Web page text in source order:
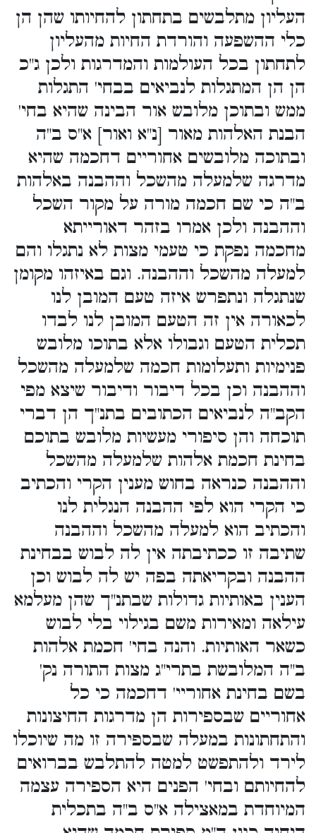
העליון מתלבשים בתחתון להחיותו שהן הן
כלי ההשפעה והורדת החיות מהעליון
לתחתון בכל העולמות והמדרגות ולכן ג"כ
הן הן המתגלות לנביאים בבחי' התגלות
ממש ובתוכן מלובש אור הבינה שהיא בחי'
הבנת האלהות מאור [נ"א ואור] א"ס ב"ה
ובתוכה מלובשים אחוריים דחכמה שהיא
מדרגה שלמעלה מהשכל וההבנה באלהות
ב"ה כי שם חכמה מורה על מקור השכל
וההבנה ולכן אמרו בזהר דאורייתא
מחכמה נפקת כי טעמי מצות לא נתגלו והם
למעלה מהשכל וההבנה. וגם באיזהו מקומן
שנתגלה ונתפרש איזה טעם המובן לנו
לכאורה אין זה הטעם המובן לנו לבדו
תכלית הטעם וגבולו אלא בתוכו מלובש
פנימיות ותעלומות חכמה שלמעלה מהשכל
וההבנה וכן בכל דיבור ודיבור שיצא מפי
הקב"ה לנביאים הכתובים בתנ"ך הן דברי
תוכחה והן סיפורי מעשיות מלובש בתוכם
בחינת חכמת אלהות שלמעלה מהשכל
וההבנה כנראה בחוש מענין הקרי והכתיב
כי הקרי הוא לפי ההבנה הנגלית לנו
והכתיב הוא למעלה מהשכל וההבנה
שתיבה זו ככתיבתה אין לה לבוש בבחינת
ההבנה ובקריאתה בפה יש לה לבוש וכן
הענין באותיות גדולות שבתנ"ך שהן מעלמא
עילאה ומאירות משם בגילוי בלי לבוש
כשאר האותיות. והנה בחי' חכמת אלהות
ב"ה המלובשת בתרי"ג מצות התורה נק'
בשם בחינת אחוריי' דחכמה כי כל
אחוריים שבספירות הן מדרגות החיצונות
והתחתונות במעלה שבספירה זו מה שיוכלו
לירד ולהתפשט למטה להתלבש בברואים
להחיותם ובחי' הפנים היא הספירה עצמה
המיוחדת במאצילה א"ס ב"ה בתכלית